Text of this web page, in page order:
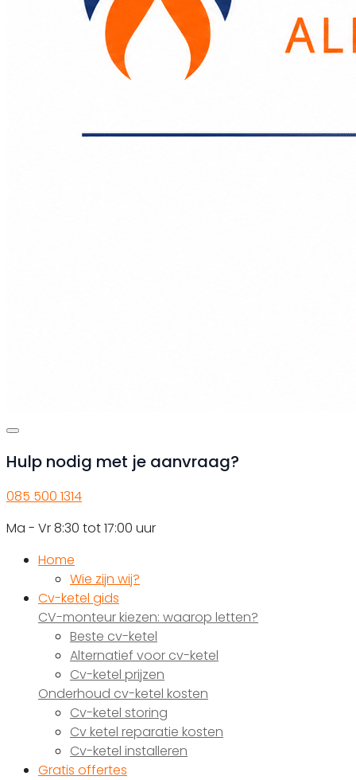
Hulp nodig met je aanvraag?
085 500 1314
Ma - Vr 8:30 tot 17:00 uur
Home
Wie zijn wij?
Cv-ketel gids
CV-monteur kiezen: waarop letten?
Beste cv-ketel
Alternatief voor cv-ketel
Cv-ketel prijzen
Onderhoud cv-ketel kosten
Cv-ketel storing
Cv ketel reparatie kosten
Cv-ketel installeren
Gratis offertes